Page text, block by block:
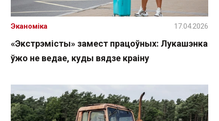
«Экстрэмісты» замест працоўных: Лукашэнка
ўжо не ведае, куды вядзе краіну
Эканоміка 17.04.2026